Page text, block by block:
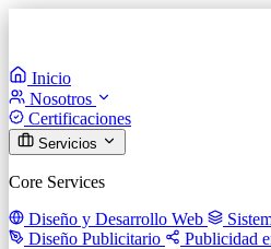
Inicio
Nosotros
Certificaciones
Servicios
Core Services
Diseño y Desarrollo Web
Diseño Publicitario
Publicidad